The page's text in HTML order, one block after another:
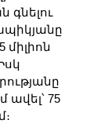
գնելու
միլիոն
ավել՝ 75